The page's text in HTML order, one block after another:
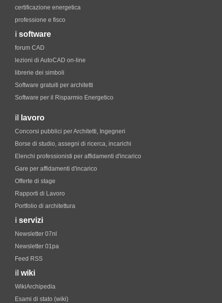
certificazione energetica
professione e fisco
i software
forum CAD
lezioni di AutoCAD on-line
librerie dei simboli
Software gratuiti per architetti
Software per il Risparmio Energetico
il lavoro
Concorsi pubblici per Architetti, Ingegneri
Borse di studio, assegni di ricerca, incarichi
Elenchi professionisti per affidamenti d'incarico
Gare per affidamenti d'incarico
Offerte di stage
Rapporti di Lavoro
Portfolio di architettura
i servizi
Newsletter 07nl
Newsletter 01pa
Feed RSS
il wiki
WikiArchipedia
Esami di stato (wiki)